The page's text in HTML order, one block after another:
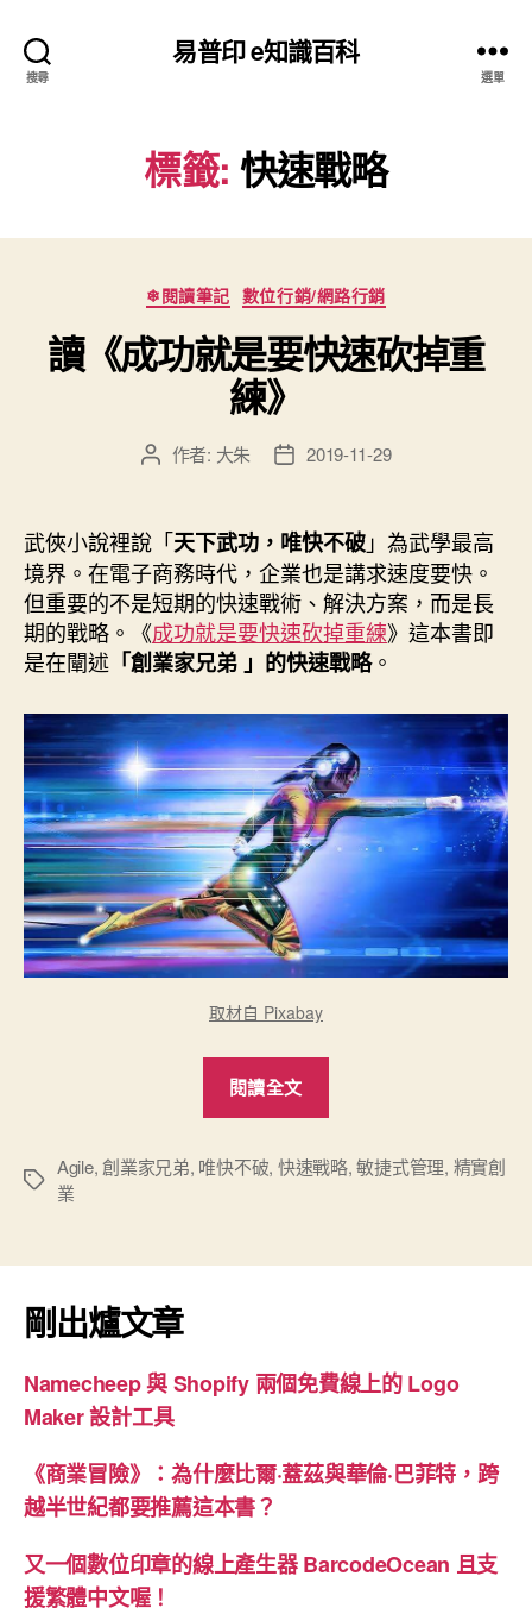
搜尋
易普印 e知識百科
選單
標籤: 快速戰略
分
類
❄閱讀筆記 數位行銷/網路行銷
讀《成功就是要快速砍掉重
練》
文
者
作者: 大朱
文
佈
日
期
2019-11-29
武俠小說裡說「天下武功，唯快不破」為武學最高
境界。在電子商務時代，企業也是講求速度要快。
但重要的不是短期的快速戰術、解決方案，而是長
期的戰略。《成功就是要快速砍掉重練》這本書即
是在闡述 「創業家兄弟 」的快速戰略。
取材自 Pixabay
閱讀全文
就
快
重
標
Agile,創業家兄弟, 唯快不破, 快速戰略,敏捷式管理, 精實創
業
剛出爐文章
Namecheep 與 Shopify 兩個免費線上的 Logo
Maker 設計工具
《商業冒險》：為什麼比爾·蓋茲與華倫·巴菲特，跨
越半世紀都要推薦這本書？
又一個數位印章的線上產生器 BarcodeOcean 且支
援繁體中文喔！